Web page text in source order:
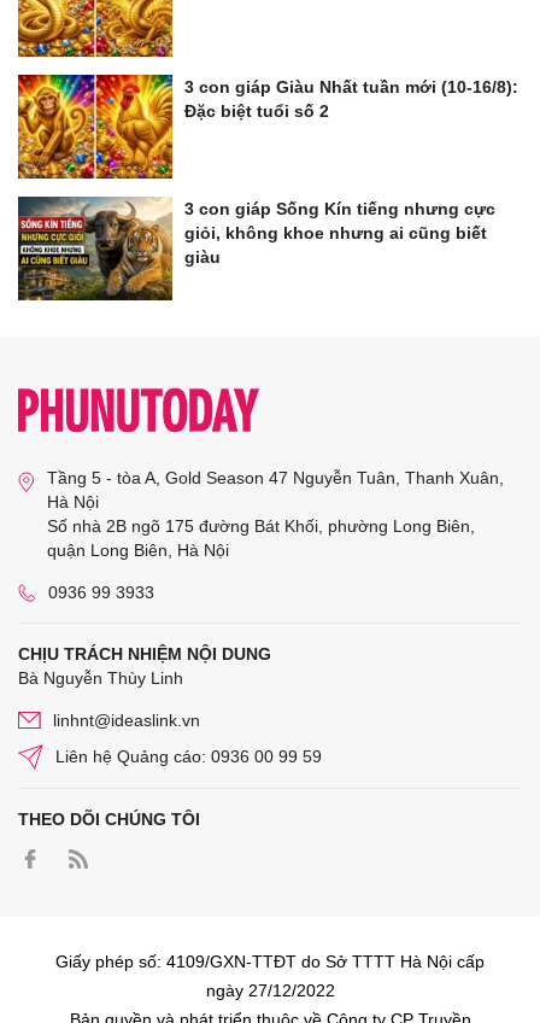
3 con giáp Giàu Nhất tuần mới (10-16/8):
Đặc biệt tuổi số 2
3 con giáp Sống Kín tiếng nhưng cực
giỏi, không khoe nhưng ai cũng biết
giàu
Tầng 5 - tòa A, Gold Season 47 Nguyễn Tuân, Thanh Xuân,
Hà Nội
Số nhà 2B ngõ 175 đường Bát Khối, phường Long Biên,
quận Long Biên, Hà Nội
0936 99 3933
CHỊU TRÁCH NHIỆM NỘI DUNG
Bà Nguyễn Thùy Linh
linhnt@ideaslink.vn
Liên hệ Quảng cáo: 0936 00 99 59
THEO DÕI CHÚNG TÔI
Giấy phép số: 4109/GXN-TTĐT do Sở TTTT Hà Nội cấp
ngày 27/12/2022